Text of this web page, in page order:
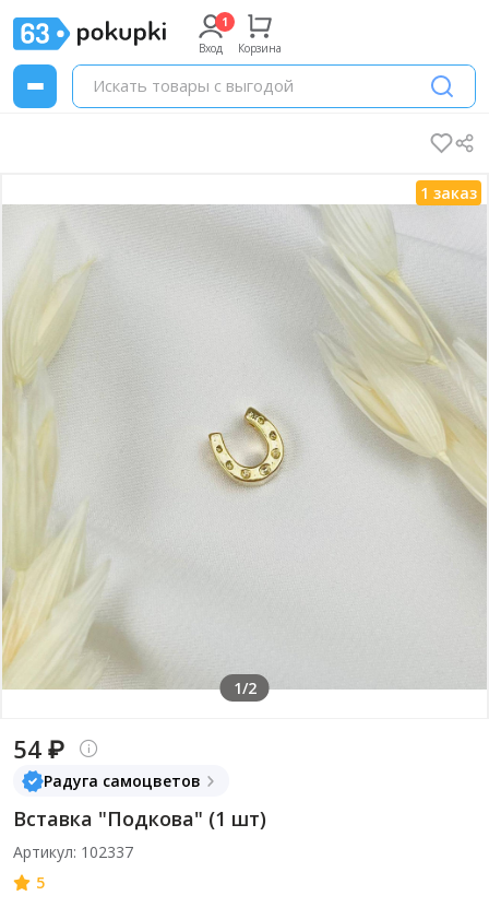
Вход Корзина
1/2
54 ₽
Радуга самоцветов
Вставка "Подкова" (1 шт)
Артикул: 102337
5